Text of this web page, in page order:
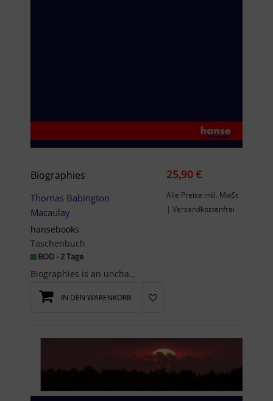
Biographies
Thomas Babington
Macaulay
hansebooks
Taschenbuch
BOD - 2 Tage
Biographies is an unchanged, high-quality reprint of the original edition of 1860.Hansebooks is e...
25,90 €
Alle Preise inkl. MwSt
| Versandkostenfrei
IN DEN WARENKORB